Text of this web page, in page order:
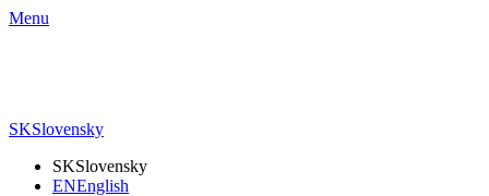
Menu
SKSlovensky
SKSlovensky
ENEnglish